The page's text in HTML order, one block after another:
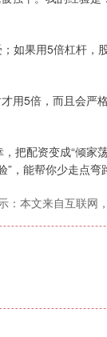
如果用5倍杠杆，
用5倍，而且会严
把配资变成“倾家
，能帮你少走点弯
：本文来自互联网